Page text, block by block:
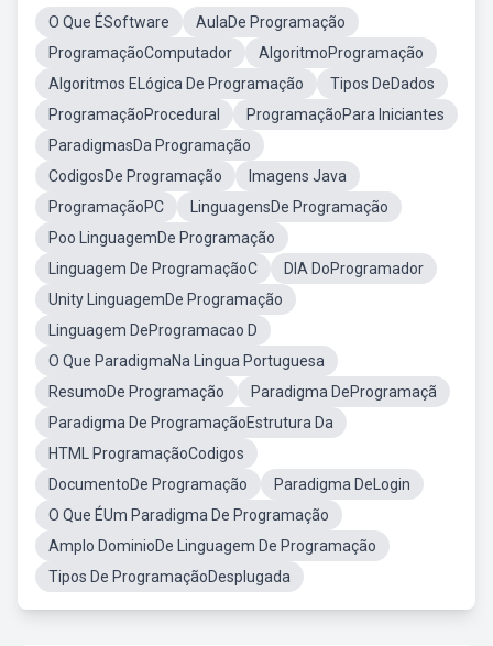
O Que ÉSoftware
AulaDe Programação
ProgramaçãoComputador
AlgoritmoProgramação
Algoritmos ELógica De Programação
Tipos DeDados
ProgramaçãoProcedural
ProgramaçãoPara Iniciantes
ParadigmasDa Programação
CodigosDe Programação
Imagens Java
ProgramaçãoPC
LinguagensDe Programação
Poo LinguagemDe Programação
Linguagem De ProgramaçãoC
DIA DoProgramador
Unity LinguagemDe Programação
Linguagem DeProgramacao D
O Que ParadigmaNa Lingua Portuguesa
ResumoDe Programação
Paradigma DeProgramaçã
Paradigma De ProgramaçãoEstrutura Da
HTML ProgramaçãoCodigos
DocumentoDe Programação
Paradigma DeLogin
O Que ÉUm Paradigma De Programação
Amplo DominioDe Linguagem De Programação
Tipos De ProgramaçãoDesplugada